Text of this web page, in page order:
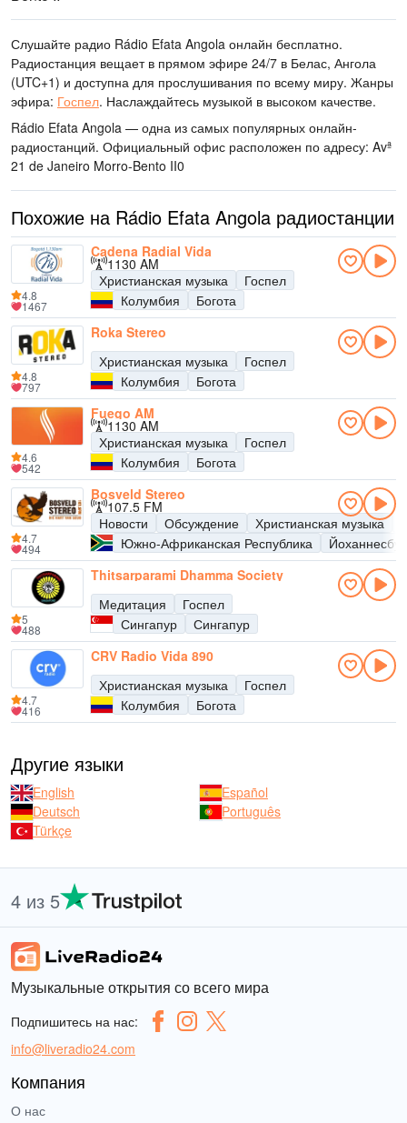
Слушайте радио Rádio Efata Angola онлайн бесплатно.
Радиостанция вещает в прямом эфире 24/7 в Белас, Ангола
(UTC+1) и доступна для прослушивания по всему миру. Жанры
эфира: Госпел. Наслаждайтесь музыкой в высоком качестве.
Rádio Efata Angola — одна из самых популярных онлайн-
радиостанций. Официальный офис расположен по адресу: Avª
21 de Janeiro Morro-Bento II0
Похожие на Rádio Efata Angola радиостанции
Cadena Radial Vida
1130 AM
Христианская музыка
Госпел
Колумбия
Богота
4.8
1467
Roka Stereo
Христианская музыка
Госпел
Колумбия
Богота
4.8
797
Fuego AM
1130 AM
Христианская музыка
Госпел
Колумбия
Богота
4.6
542
Bosveld Stereo
107.5 FM
Новости
Обсуждение Христианская музыка
Южно-Африканская Республика
4.7
494
Thitsarparami Dhamma Society
Медитация
Госпел
Сингапур
Сингапур
5
488
CRV Radio Vida 890
Христианская музыка
Госпел
Колумбия
Богота
4.7
416
Другие языки
English
Español
Deutsch
Português
Türkçe
4 из 5
Музыкальные открытия со всего мира
Подпишитесь на нас:
info@liveradio24.com
Компания
О нас